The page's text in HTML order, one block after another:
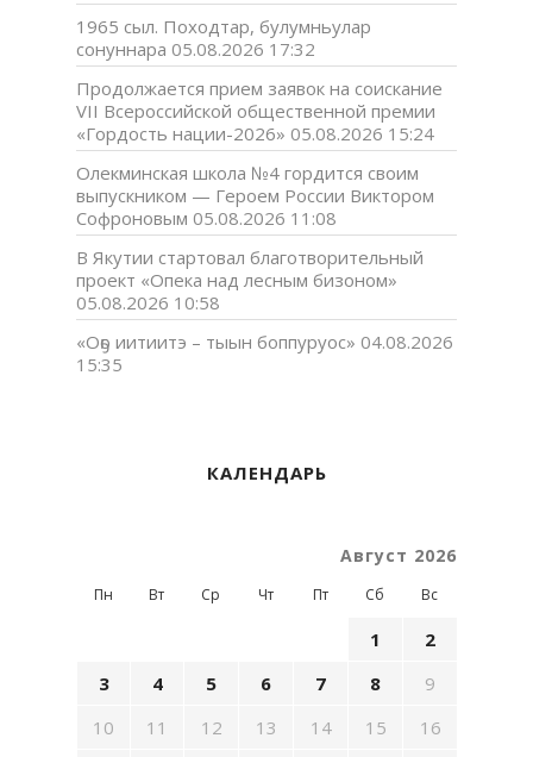
1965 сыл. Походтар, булумньулар
сонуннара 05.08.2026 17:32
Продолжается прием заявок на соискание
VII Всероссийской общественной премии
«Гордость нации-2026» 05.08.2026 15:24
Олекминская школа №4 гордится своим
выпускником — Героем России Виктором
Софроновым 05.08.2026 11:08
В Якутии стартовал благотворительный
проект «Опека над лесным бизоном»
05.08.2026 10:58
«Оҕо иитиитэ – тыын боппуруос» 04.08.2026
15:35
КАЛЕНДАРЬ
Август 2026
Пн Вт Ср Чт Пт Сб Вс
1
2
3
4 5 6 7 8
9
10
11 12 13 14 15
16